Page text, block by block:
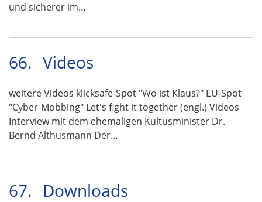
und sicherer im…
66. Videos
weitere Videos klicksafe-Spot "Wo ist Klaus?" EU-Spot
"Cyber-Mobbing" Let's fight it together (engl.) Videos
Interview mit dem ehemaligen Kultusminister Dr.
Bernd Althusmann Der…
67. Downloads